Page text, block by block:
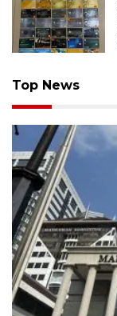
Top News